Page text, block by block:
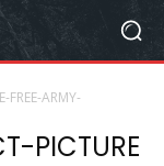
FREE-ARMY-
PICTURE